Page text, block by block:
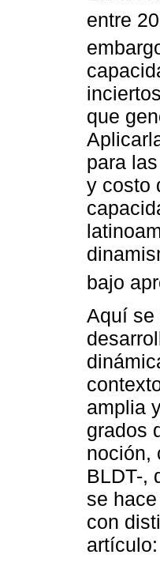
entre
que
para
y costo
bajo
Aquí se
amplia
grados
noción,
BLDT-,
se
con
artículo: